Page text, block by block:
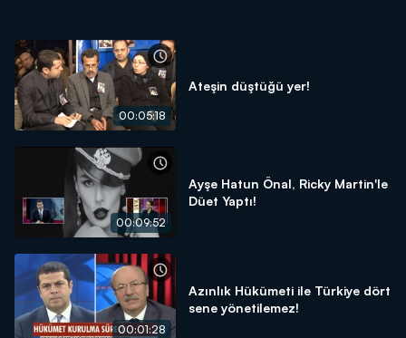
00:05:18
Ateşin düştüğü yer!
00:09:52
Ayşe Hatun Önal, Ricky Martin'le
Düet Yaptı!
00:01:28
Azınlık Hükümeti ile Türkiye dört
sene yönetilemez!